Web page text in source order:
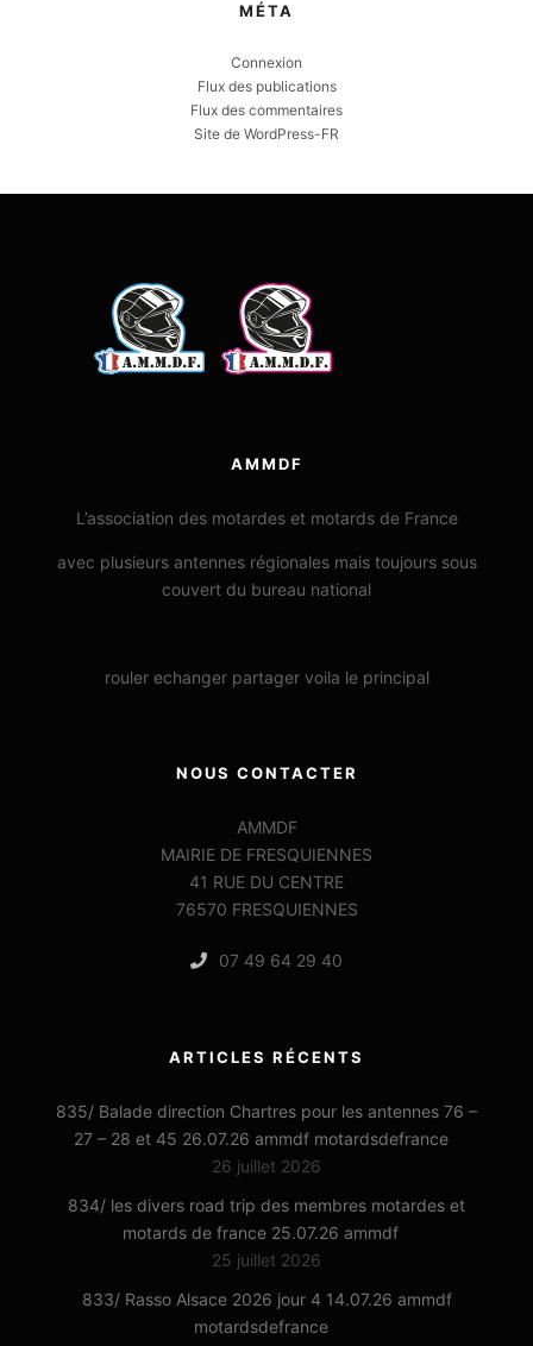
MÉTA
Connexion
Flux des publications
Flux des commentaires
Site de WordPress-FR
AMMDF
L’association des motardes et motards de France
avec plusieurs antennes régionales mais toujours sous
couvert du bureau national
rouler echanger partager voila le principal
NOUS CONTACTER
AMMDF
MAIRIE DE FRESQUIENNES
41 RUE DU CENTRE
76570 FRESQUIENNES
07 49 64 29 40
ARTICLES RÉCENTS
835/ Balade direction Chartres pour les antennes 76 –
27 – 28 et 45 26.07.26 ammdf motardsdefrance
26 juillet 2026
834/ les divers road trip des membres motardes et
motards de france 25.07.26 ammdf
25 juillet 2026
833/ Rasso Alsace 2026 jour 4 14.07.26 ammdf
motardsdefrance